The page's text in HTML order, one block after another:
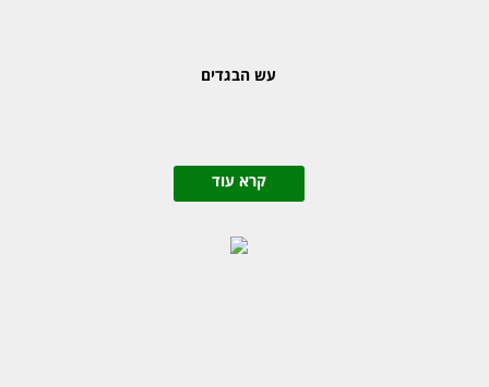
עש הבגדים
קרא עוד